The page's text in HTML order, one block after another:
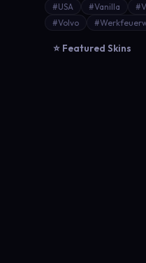
#USA
#Vanilla
#Volvo
⭐ Featured Skins